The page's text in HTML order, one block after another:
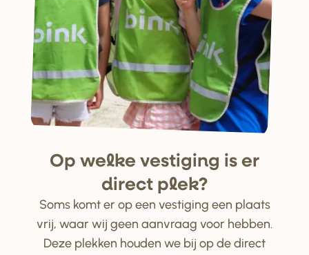
Op welke vestiging is er
direct plek?
Soms komt er op een vestiging een plaats
vrij, waar wij geen aanvraag voor hebben.
Deze plekken houden we bij op de direct